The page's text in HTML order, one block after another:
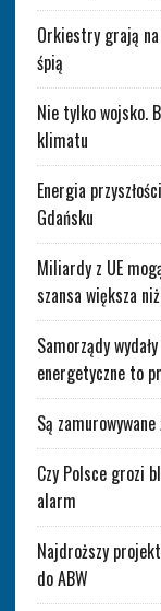
Orkiestry grają
śpią
Nie tylko wojsko.
klimatu
Energia
Gdańsku
Miliardy z UE
szansa większa
Samorządy
energetyczne to
Są
Czy Polsce grozi
alarm
Najdroższy
do ABW